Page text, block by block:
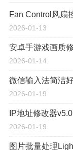
Fan Control风扇
2026-01-13
安卓手游戏画质
2026-01-14
微信输入法简洁
2026-01-19
IP地址修改器
2026-01-19
图片批量处理